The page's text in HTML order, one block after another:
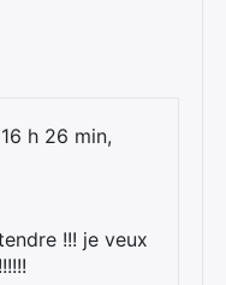
h 26 min,
!!! je veux